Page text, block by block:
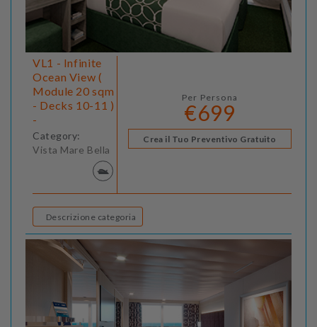
VL1 - Infinite
Ocean View (
Module 20 sqm
- Decks 10-11 )
-
Category:
Vista Mare Bella
Per Persona
€699
Crea il Tuo Preventivo Gratuito
Descrizione categoria